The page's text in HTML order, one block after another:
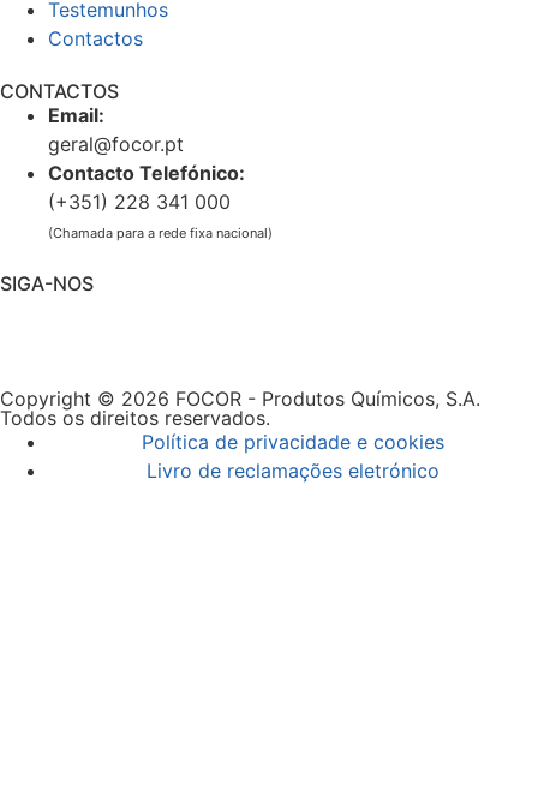
Testemunhos
Contactos
CONTACTOS
Email:
geral@focor.pt
Contacto Telefónico:
(+351) 228 341 000
(Chamada para a rede fixa nacional)
SIGA-NOS
Copyright © 2026 FOCOR - Produtos Químicos, S.A.
Todos os direitos reservados.
Política de privacidade e cookies
Livro de reclamações eletrónico